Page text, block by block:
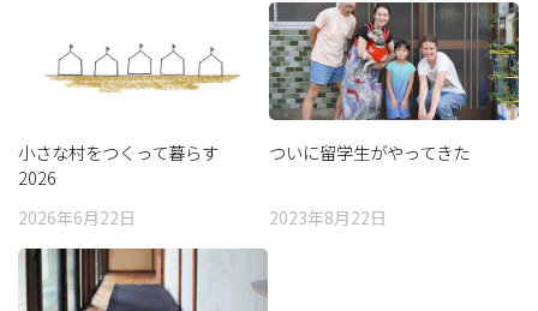
小さな村をつくって暮らす
2026
2026年6月22日
ついに留学生がやってきた
2023年8月22日